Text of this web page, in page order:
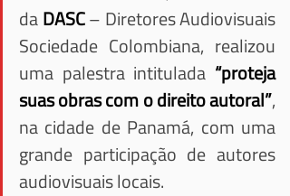
da DASC – Diretores Audiovisuais
Sociedade Colombiana, realizou
uma palestra intitulada “proteja
suas obras com o direito autoral”,
na cidade de Panamá, com uma
grande participação de autores
audiovisuais locais.